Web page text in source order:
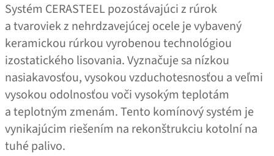
Systém CERASTEEL pozostávajúci z rúrok
a tvaroviek z nehrdzavejúcej ocele je vybavený
keramickou rúrkou vyrobenou technológiou
izostatického lisovania. Vyznačuje sa nízkou
nasiakavosťou, vysokou vzduchotesnosťou a veľmi
vysokou odolnosťou voči vysokým teplotám
a teplotným zmenám. Tento komínový systém je
vynikajúcim riešením na rekonštrukciu kotolní na
tuhé palivo.